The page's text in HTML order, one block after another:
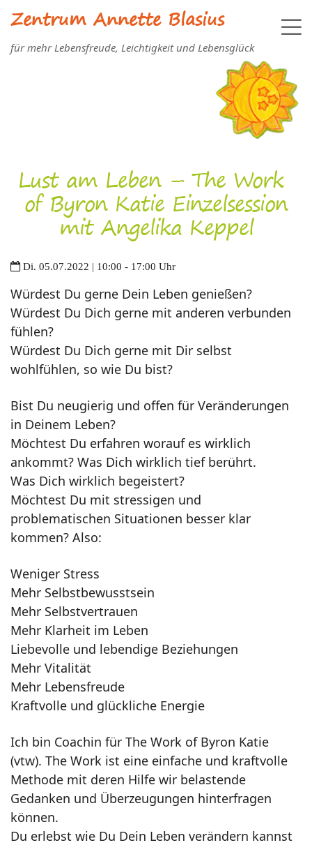
Zentrum Annette Blasius
für mehr Lebensfreude, Leichtigkeit und Lebensglück
Lust am Leben – The Work
of Byron Katie Einzelsession
mit Angelika Keppel
Di. 05.07.2022 | 10:00 - 17:00 Uhr
Würdest Du gerne Dein Leben genießen?
Würdest Du Dich gerne mit anderen verbunden
fühlen?
Würdest Du Dich gerne mit Dir selbst
wohlfühlen, so wie Du bist?
Bist Du neugierig und offen für Veränderungen
in Deinem Leben?
Möchtest Du erfahren worauf es wirklich
ankommt? Was Dich wirklich tief berührt.
Was Dich wirklich begeistert?
Möchtest Du mit stressigen und
problematischen Situationen besser klar
kommen? Also:
Weniger Stress
Mehr Selbstbewusstsein
Mehr Selbstvertrauen
Mehr Klarheit im Leben
Liebevolle und lebendige Beziehungen
Mehr Vitalität
Mehr Lebensfreude
Kraftvolle und glückliche Energie
Ich bin Coachin für The Work of Byron Katie
(vtw). The Work ist eine einfache und kraftvolle
Methode mit deren Hilfe wir belastende
Gedanken und Überzeugungen hinterfragen
können.
Du erlebst wie Du Dein Leben verändern kannst